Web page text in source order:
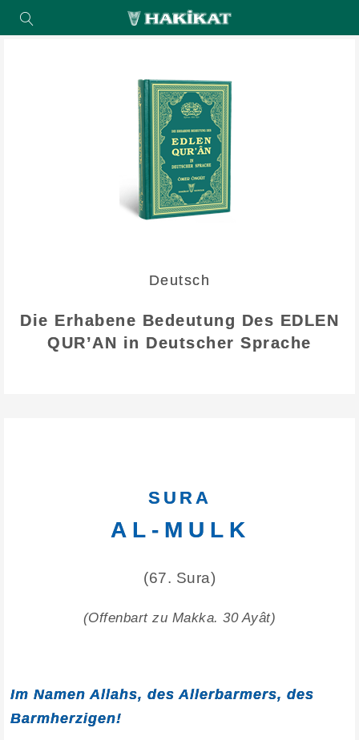
Deutsch
Die Erhabene Bedeutung Des EDLEN
QUR’AN in Deutscher Sprache
SURA
AL-MULK
(67. Sura)
(Offenbart zu Makka. 30 Ayât)
Im Namen Allahs, des Allerbarmers, des
Barmherzigen!